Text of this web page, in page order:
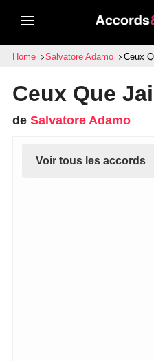
Home Salvatore Adamo Ceux
Ceux Que
de Salvatore Adamo
Voir tous les accords